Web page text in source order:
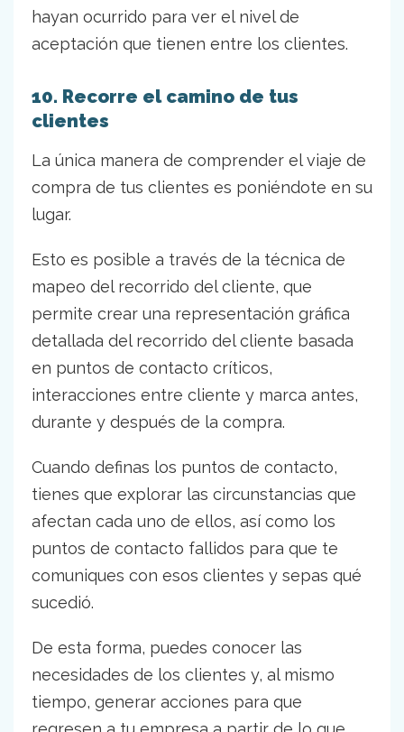
hayan ocurrido para ver el nivel de
aceptación que tienen entre los clientes.
10. Recorre el camino de tus
clientes
La única manera de comprender el viaje de
compra de tus clientes es poniéndote en su
lugar.
Esto es posible a través de la técnica de
mapeo del recorrido del cliente, que
permite crear una representación gráfica
detallada del recorrido del cliente basada
en puntos de contacto críticos,
interacciones entre cliente y marca antes,
durante y después de la compra.
Cuando definas los puntos de contacto,
tienes que explorar las circunstancias que
afectan cada uno de ellos, así como los
puntos de contacto fallidos para que te
comuniques con esos clientes y sepas qué
sucedió.
De esta forma, puedes conocer las
necesidades de los clientes y, al mismo
tiempo, generar acciones para que